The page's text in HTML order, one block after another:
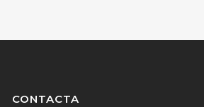
CONTACTA